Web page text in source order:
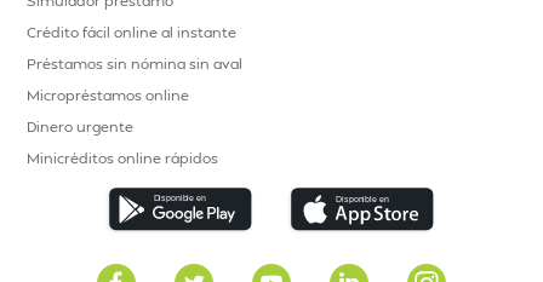
Crédito fácil online al instante
Préstamos sin nómina sin aval
Micropréstamos online
Dinero urgente
Minicréditos online rápidos